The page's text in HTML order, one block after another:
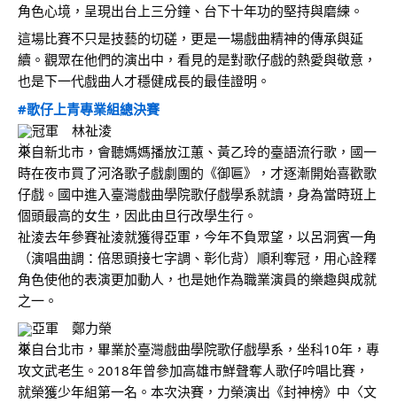
角色心境，呈現出台上三分鐘、台下十年功的堅持與磨練。
這場比賽不只是技藝的切磋，更是一場戲曲精神的傳承與延
續。觀眾在他們的演出中，看見的是對歌仔戲的熱愛與敬意，
也是下一代戲曲人才穩健成長的最佳證明。
#歌仔上青專業組總決賽
冠軍　林祉淩
來自新北市，會聽媽媽播放江蕙、黃乙玲的臺語流行歌，國一
時在夜市買了河洛歌子戲劇團的《御匾》，才逐漸開始喜歡歌
仔戲。國中進入臺灣戲曲學院歌仔戲學系就讀，身為當時班上
個頭最高的女生，因此由旦行改學生行。
祉淩去年參賽祉淩就獲得亞軍，今年不負眾望，以呂洞賓一角
（演唱曲調：倍思頭接七字調、彰化背）順利奪冠，用心詮釋
角色使他的表演更加動人，也是她作為職業演員的樂趣與成就
之一。
亞軍　鄭力榮
來自台北市，畢業於臺灣戲曲學院歌仔戲學系，坐科10年，專
攻文武老生。2018年曾參加高雄市鮮聲奪人歌仔吟唱比賽，
就榮獲少年組第一名。本次決賽，力榮演出《封神榜》中〈文